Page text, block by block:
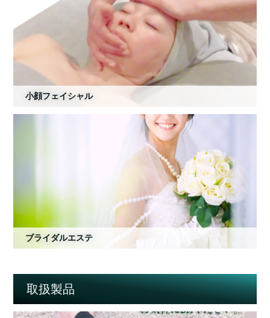
小顔フェイシャル
ブライダルエステ
取扱製品